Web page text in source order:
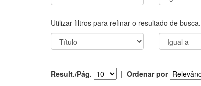
Utilizar filtros para refinar o resultado de busca.
Result./Pág. | Ordenar por